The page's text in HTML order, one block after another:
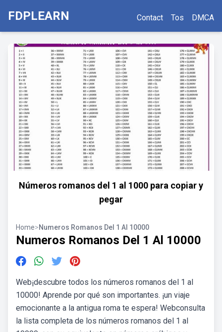
FDPLEARN Contact Tos DMCA
Números romanos del 1 al 1000 para copiar y
pegar
Home>Numeros Romanos Del 1 Al 10000
Numeros Romanos Del 1 Al 10000
Web¡descubre todos los números romanos del 1 al
10000! Aprende por qué son importantes. ¡un viaje
emocionante a la antigua roma te espera! Webconsulta
la lista completa de los números romanos del 1 al